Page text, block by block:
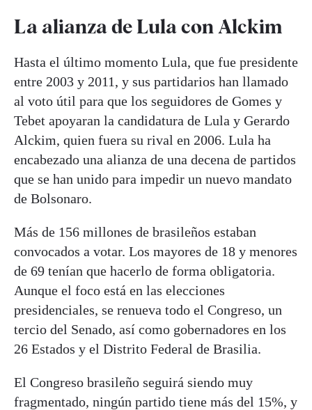
La alianza de Lula con Alckim
Hasta el último momento Lula, que fue presidente
entre 2003 y 2011, y sus partidarios han llamado
al voto útil para que los seguidores de Gomes y
Tebet apoyaran la candidatura de Lula y Gerardo
Alckim, quien fuera su rival en 2006. Lula ha
encabezado una alianza de una decena de partidos
que se han unido para impedir un nuevo mandato
de Bolsonaro.
Más de 156 millones de brasileños estaban
convocados a votar. Los mayores de 18 y menores
de 69 tenían que hacerlo de forma obligatoria.
Aunque el foco está en las elecciones
presidenciales, se renueva todo el Congreso, un
tercio del Senado, así como gobernadores en los
26 Estados y el Distrito Federal de Brasilia.
El Congreso brasileño seguirá siendo muy
fragmentado, ningún partido tiene más del 15%, y